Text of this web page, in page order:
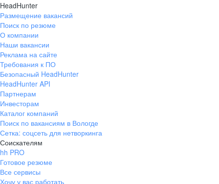
HeadHunter
Размещение вакансий
Поиск по резюме
О компании
Наши вакансии
Реклама на сайте
Требования к ПО
Безопасный HeadHunter
HeadHunter API
Партнерам
Инвесторам
Каталог компаний
Поиск по вакансиям в Вологде
Сетка: соцсеть для нетворкинга
Соискателям
hh PRO
Готовое резюме
Все сервисы
Хочу у вас работать